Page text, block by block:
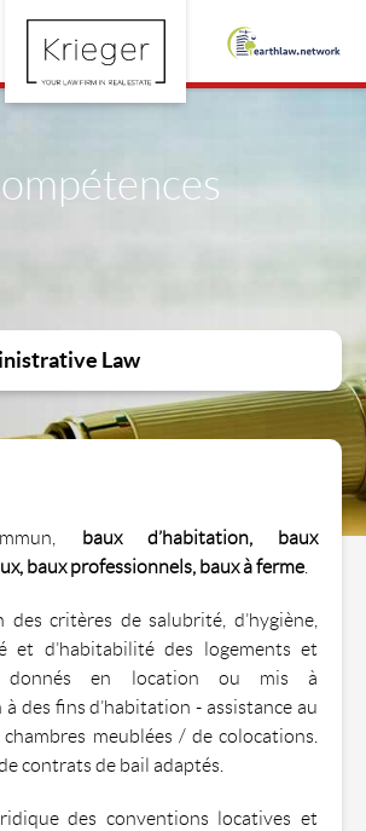
Law
baux d’habitation, baux
baux professionnels, baux à ferme
des critères de salubrité, d’hygiène,
et d’habitabilité des logements et
donnés en location ou mis à
des fins d’habitation - assistance au
meublées / de colocations.
contrats de bail adaptés.
des conventions locatives et